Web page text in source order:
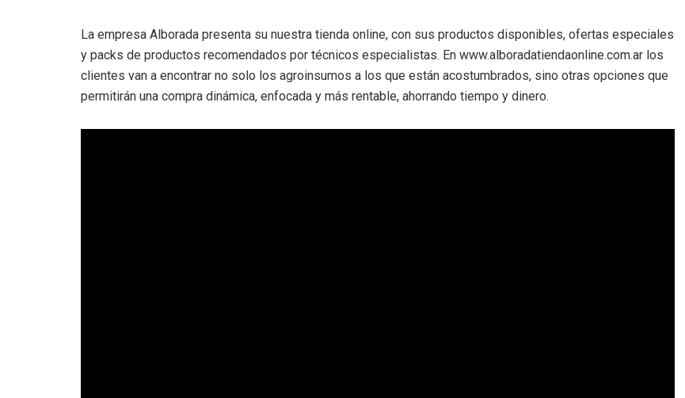
La empresa Alborada presenta su nuestra tienda online, con sus productos disponibles, ofertas especiales
y packs de productos recomendados por técnicos especialistas. En www.alboradatiendaonline.com.ar los
clientes van a encontrar no solo los agroinsumos a los que están acostumbrados, sino otras opciones que
permitirán una compra dinámica, enfocada y más rentable, ahorrando tiempo y dinero.